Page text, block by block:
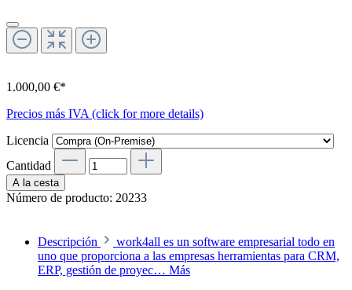
1.000,00 €*
Precios más IVA (click for more details)
Licencia
Cantidad
A la cesta
Número de producto: 20233
Descripción
work4all es un software empresarial todo en
uno que proporciona a las empresas herramientas para CRM,
ERP, gestión de proyec… Más